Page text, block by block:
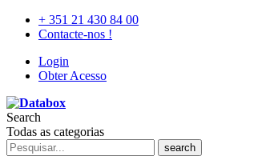
+ 351 21 430 84 00
Contacte-nos !
Login
Obter Acesso
Search
Todas as categorias
search